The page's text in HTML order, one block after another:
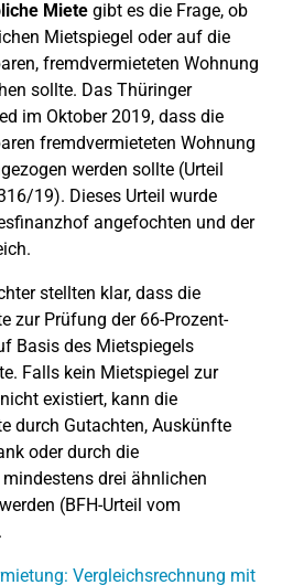
Miete gibt es die Frage, ob
Mietspiegel oder auf die
fremdvermieteten Wohnung
sollte. Das Thüringer
im Oktober 2019, dass die
fremdvermieteten Wohnung
werden sollte (Urteil
19). Dieses Urteil wurde
angefochten und der
stellten klar, dass die
zur Prüfung der 66-Prozent-
Basis des Mietspiegels
Falls kein Mietspiegel zur
existiert, kann die
durch Gutachten, Auskünfte
oder durch die
drei ähnlichen
(BFH-Urteil vom
Vergleichsrechnung mit